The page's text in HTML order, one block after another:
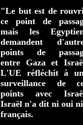
"Le but est de
ce point de
mais les
demandent
points de
entre Gaza et
L'UE réfléchit à
surveillance de
points avec
Israël n'a dit ni oui ni
français.